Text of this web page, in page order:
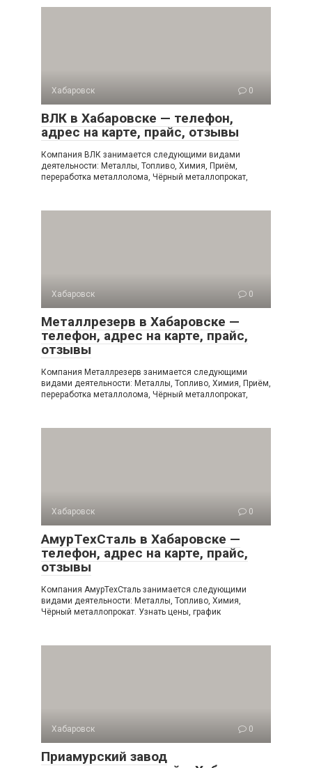
Хабаровск 0
ВЛК в Хабаровске — телефон,
адрес на карте, прайс, отзывы
Компания ВЛК занимается следующими видами
деятельности: Металлы, Топливо, Химия, Приём,
переработка металлолома, Чёрный металлопрокат,
Хабаровск 0
Металлрезерв в Хабаровске —
телефон, адрес на карте, прайс,
отзывы
Компания Металлрезерв занимается следующими
видами деятельности: Металлы, Топливо, Химия, Приём,
переработка металлолома, Чёрный металлопрокат,
Хабаровск 0
АмурТехСталь в Хабаровске —
телефон, адрес на карте, прайс,
отзывы
Компания АмурТехСталь занимается следующими
видами деятельности: Металлы, Топливо, Химия,
Чёрный металлопрокат. Узнать цены, график
Хабаровск 0
Приамурский завод